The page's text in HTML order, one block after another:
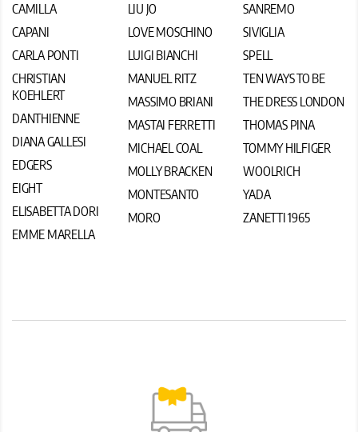
CAMILLA
CAPANI
CARLA PONTI
CHRISTIAN
KOEHLERT
DANTHIENNE
DIANA GALLESI
EDGERS
EIGHT
ELISABETTA DORI
EMME MARELLA
LIU JO
LOVE MOSCHINO
LUIGI BIANCHI
MANUEL RITZ
MASSIMO BRIANI
MASTAI FERRETTI
MICHAEL COAL
MOLLY BRACKEN
MONTESANTO
MORO
SANREMO
SIVIGLIA
SPELL
TEN WAYS TO BE
THE DRESS LONDON
THOMAS PINA
TOMMY HILFIGER
WOOLRICH
YADA
ZANETTI 1965